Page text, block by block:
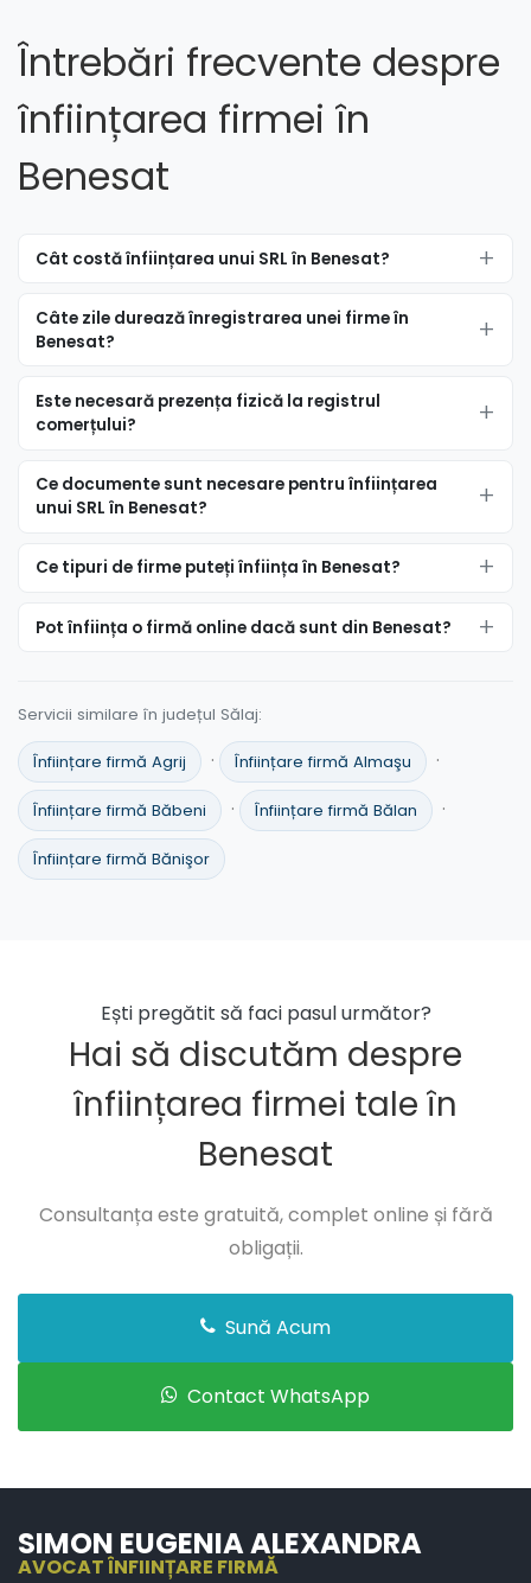
Întrebări frecvente despre
înființarea firmei în
Benesat
Cât costă înființarea unui SRL în Benesat?
Câte zile durează înregistrarea unei firme în
Benesat?
Este necesară prezența fizică la registrul
comerțului?
Ce documente sunt necesare pentru înființarea
unui SRL în Benesat?
Ce tipuri de firme puteți înființa în Benesat?
Pot înființa o firmă online dacă sunt din Benesat?
Servicii similare în județul Sălaj:
Înființare firmă Agrij · Înființare firmă Almaşu ·
Înființare firmă Băbeni · Înființare firmă Bălan ·
Înființare firmă Bănişor
Ești pregătit să faci pasul următor?
Hai să discutăm despre
înființarea firmei tale în
Benesat
Consultanța este gratuită, complet online și fără
obligații.
Sună Acum
Contact WhatsApp
SIMON EUGENIA ALEXANDRA
AVOCAT ÎNFIINȚARE FIRMĂ